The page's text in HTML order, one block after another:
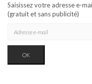
Saisissez votre adresse e-
(gratuit et sans publicité)
OK